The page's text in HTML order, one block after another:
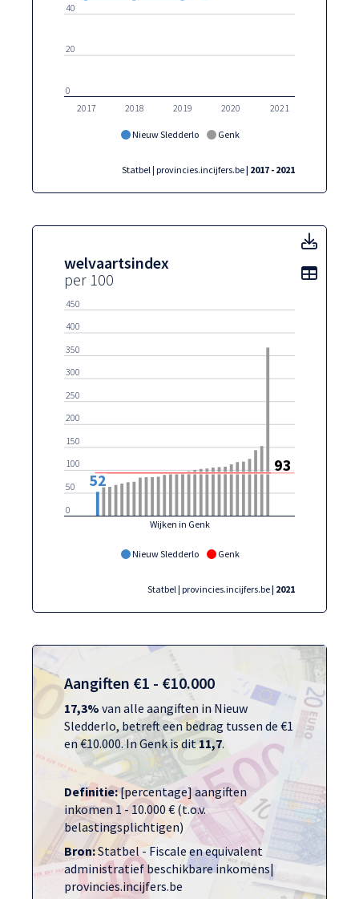
Nieuw Sledderlo Genk
2017 2018 2019 2020 2021
0
20
40
Statbel | provincies.incijfers.be| 2017 - 2021
welvaartsindex
per 100
Nieuw Sledderlo Genk
Wijken in Genk
0
50
100
150
200
250
300
350
400
450
52
93
Statbel | provincies.incijfers.be| 2021
Toon
Aangiften €1 - €10.000
17,3% van alle aangiften in Nieuw
Sledderlo, betreft een bedrag tussen de €1
en €10.000. In Genk is dit11,7.
Definitie:[percentage] aangiften
inkomen 1 - 10.000 € (t.o.v.
belastingsplichtigen)
Bron:Statbel - Fiscale en equivalent
administratief beschikbare inkomens|
provincies.incijfers.be